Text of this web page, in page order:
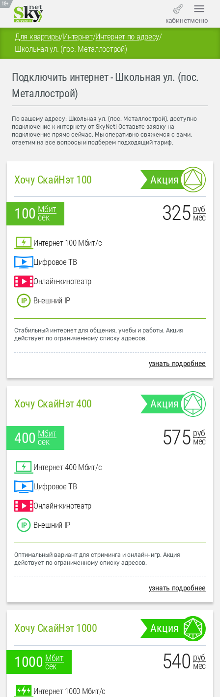
18+
кабинетменю
Для квартиры/Интернет/Интернет по адресу/
Школьная ул. (пос. Металлострой)
Подключить интернет - Школьная ул. (пос.
Металлострой)
По вашему адресу: Школьная ул. (пос. Металлострой), доступно
подключение к интернету от SkyNet! Оставьте заявку на
подключение прямо сейчас. Мы оперативно свяжемся с вами,
ответим на все вопросы и подберем подходящий тариф.
Хочу СкайНэт 100 Акция
100 Мбит
сек
325 руб
мес
Интернет 100 Мбит/с
Цифровое ТВ
Онлайн-кинотеатр
Внешний IP
Стабильный интернет для общения, учебы и работы. Акция
действует по ограниченному списку адресов.
узнать подробнее
Хочу СкайНэт 400 Акция
400 Мбит
сек
575 руб
мес
Интернет 400 Мбит/с
Цифровое ТВ
Онлайн-кинотеатр
Внешний IP
Оптимальный вариант для стриминга и онлайн-игр. Акция
действует по ограниченному списку адресов.
узнать подробнее
Хочу СкайНэт 1000 Акция
1000 Мбит
сек
540 руб
мес
Интернет 1000 Мбит/с